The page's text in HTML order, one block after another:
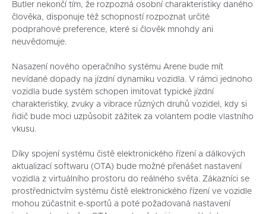
Butler nekončí tím, že rozpozná osobní charakteristiky daného
člověka, disponuje též schopností rozpoznat určité
podprahové preference, které si člověk mnohdy ani
neuvědomuje.
Nasazení nového operačního systému Arene bude mít
nevídané dopady na jízdní dynamiku vozidla. V rámci jednoho
vozidla bude systém schopen imitovat typické jízdní
charakteristiky, zvuky a vibrace různých druhů vozidel, kdy si
řidič bude moci uzpůsobit zážitek za volantem podle vlastního
vkusu.
Díky spojení systému čistě elektronického řízení a dálkových
aktualizací softwaru (OTA) bude možné přenášet nastavení
vozidla z virtuálního prostoru do reálného světa. Zákazníci se
prostřednictvím systému čistě elektronického řízení ve vozidle
mohou zúčastnit e-sportů a poté požadovaná nastavení